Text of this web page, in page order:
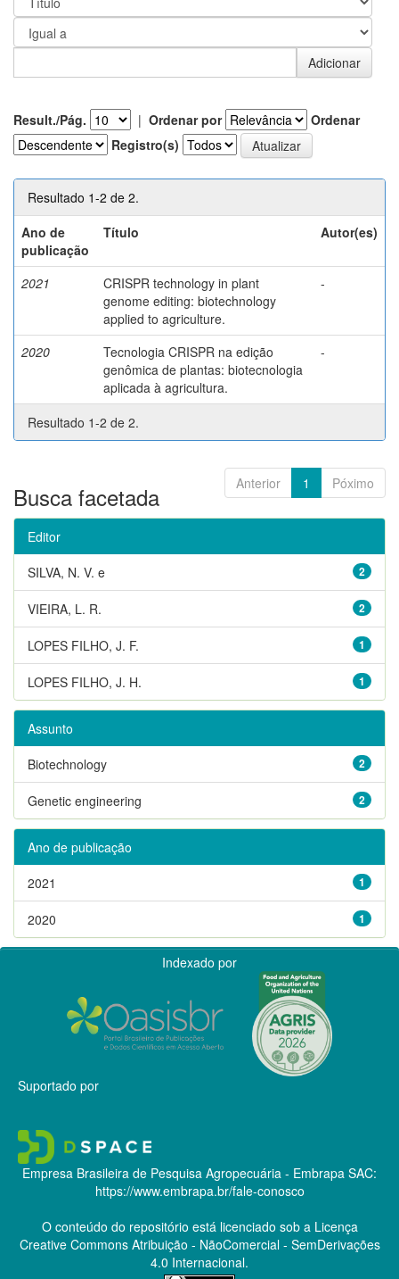
Result./Pág. | Ordenar por
Ordenar
Registro(s)
Resultado 1-2 de 2.
Ano de
publicação
Título Autor(es)
2021
CRISPR technology in plant
genome editing: biotechnology
applied to agriculture.
-
2020
Tecnologia CRISPR na edição
genômica de plantas: biotecnologia
aplicada à agricultura.
-
Resultado 1-2 de 2.
Anterior 1 Póximo
Busca facetada
Editor
2
SILVA, N. V. e
2
VIEIRA, L. R.
1
LOPES FILHO, J. F.
1
LOPES FILHO, J. H.
Assunto
2
Biotechnology
2
Genetic engineering
Ano de publicação
1
2021
1
2020
Indexado por
Suportado por
Empresa Brasileira de Pesquisa Agropecuária - Embrapa SAC:
https://www.embrapa.br/fale-conosco
O conteúdo do repositório está licenciado sob a Licença
Creative CommonsAtribuição - NãoComercial - SemDerivações
4.0 Internacional.